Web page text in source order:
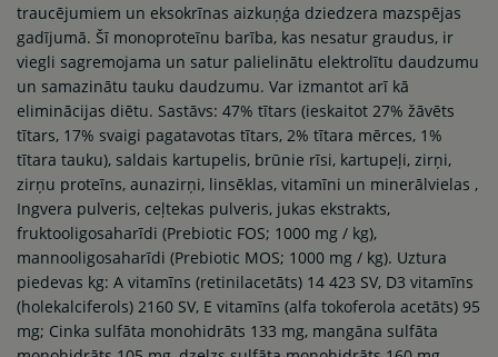
traucējumiem un eksokrīnas aizkuņģa dziedzera mazspējas
gadījumā. Šī monoproteīnu barība, kas nesatur graudus, ir
viegli sagremojama un satur palielinātu elektrolītu daudzumu
un samazinātu tauku daudzumu. Var izmantot arī kā
eliminācijas diētu. Sastāvs: 47% tītars (ieskaitot 27% žāvēts
tītars, 17% svaigi pagatavotas tītars, 2% tītara mērces, 1%
tītara tauku), saldais kartupelis, brūnie rīsi, kartupeļi, zirņi,
zirņu proteīns, aunazirņi, linsēklas, vitamīni un minerālvielas ,
Ingvera pulveris, ceļtekas pulveris, jukas ekstrakts,
fruktooligosaharīdi (Prebiotic FOS; 1000 mg / kg),
mannooligosaharīdi (Prebiotic MOS; 1000 mg / kg). Uztura
piedevas kg: A vitamīns (retinilacetāts) 14 423 SV, D3 vitamīns
(holekalciferols) 2160 SV, E vitamīns (alfa tokoferola acetāts) 95
mg; Cinka sulfāta monohidrāts 133 mg, mangāna sulfāta